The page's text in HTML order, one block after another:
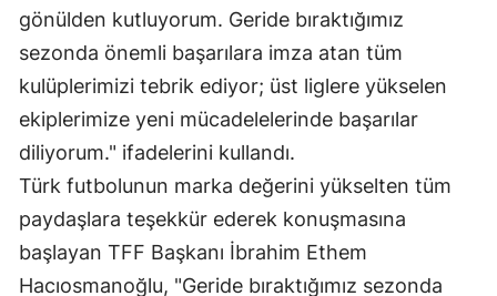
Muğla
Muş
Ordu
Sakarya
gönülden kutluyorum. Geride bıraktığımız
sezonda önemli başarılara imza atan tüm
kulüplerimizi tebrik ediyor; üst liglere yükselen
ekiplerimize yeni mücadelelerinde başarılar
diliyorum." ifadelerini kullandı.
Türk futbolunun marka değerini yükselten tüm
paydaşlara teşekkür ederek konuşmasına
başlayan TFF Başkanı İbrahim Ethem
Hacıosmanoğlu, "Geride bıraktığımız sezonda